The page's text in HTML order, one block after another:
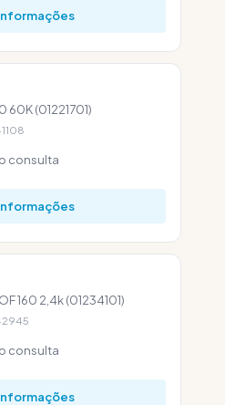
60K (01221701)
consulta
160 2,4k (01234101)
consulta